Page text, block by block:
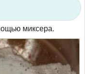
миксера.